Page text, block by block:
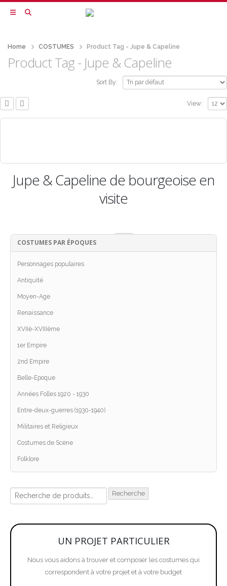
Home COSTUMES Product Tag - Jupe & Capeline
Product Tag - Jupe & Capeline
Sort By:
View:
Jupe & Capeline de bourgeoise en
visite
View:
COSTUMES PAR ÉPOQUES
Personnages populaires
Antiquité
Moyen-Age
Renaissance
XVIIè-XVIIIème
1er Empire
2nd Empire
Belle-Epoque
Années Folles 1920 - 1930
Entre-deux-guerres (1930-1940)
Militaires et Religieux
Costumes de Scène
Folklore
Recherche
UN PROJET PARTICULIER
Nous vous aidons à trouver et composer les costumes qui
correspondent à votre projet et à votre budget